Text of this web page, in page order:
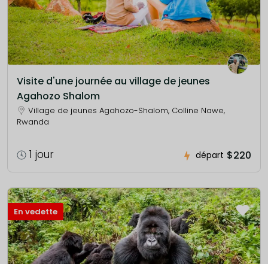
Visite d'une journée au village de jeunes
Agahozo Shalom
Village de jeunes Agahozo-Shalom, Colline Nawe,
Rwanda
1 jour départ $220
En vedette